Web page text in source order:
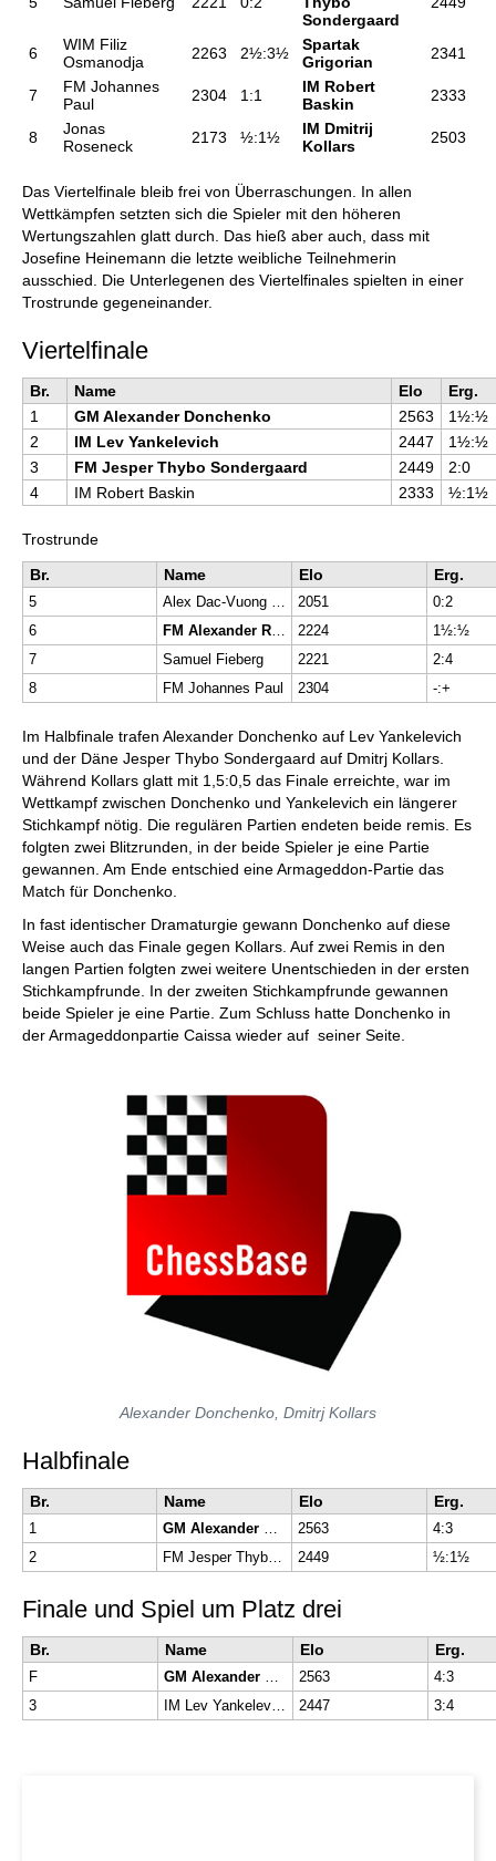
Sondergaard
6
WIM Filiz
Osmanodja
2263 2½:3½
Spartak
Grigorian
2341
7
FM Johannes
Paul
2304 1:1
IM Robert
Baskin
2333
8
Jonas
Roseneck
2173 ½:1½
IM Dmitrij
Kollars
2503
Das Viertelfinale bleib frei von Überraschungen. In allen
Wettkämpfen setzten sich die Spieler mit den höheren
Wertungszahlen glatt durch. Das hieß aber auch, dass mit
Josefine Heinemann die letzte weibliche Teilnehmerin
ausschied. Die Unterlegenen des Viertelfinales spielten in einer
Trostrunde gegeneinander.
Viertelfinale
Br. Name Elo
Erg.
1
GM Alexander Donchenko 2563
1½:½
2
IM Lev Yankelevich 2447
1½:½
3
FM Jesper Thybo Sondergaard 2449
2:0
4
IM Robert Baskin 2333 ½:1½
Trostrunde
Br.
Name Elo Erg.
5 Alex Dac-Vuong Nguyen 2051
0:2
6
FM Alexander Rieß 2224
1½:½
7
Samuel Fieberg 2221
2:4
8
FM Johannes Paul 2304 -:+
Im Halbfinale trafen Alexander Donchenko auf Lev Yankelevich
und der Däne Jesper Thybo Sondergaard auf Dmitrj Kollars.
Während Kollars glatt mit 1,5:0,5 das Finale erreichte, war im
Wettkampf zwischen Donchenko und Yankelevich ein längerer
Stichkampf nötig. Die regulären Partien endeten beide remis. Es
folgten zwei Blitzrunden, in der beide Spieler je eine Partie
gewannen. Am Ende entschied eine Armageddon-Partie das
Match für Donchenko.
In fast identischer Dramaturgie gewann Donchenko auf diese
Weise auch das Finale gegen Kollars. Auf zwei Remis in den
langen Partien folgten zwei weitere Unentschieden in der ersten
Stichkampfrunde. In der zweiten Stichkampfrunde gewannen
beide Spieler je eine Partie. Zum Schluss hatte Donchenko in
der Armageddonpartie Caissa wieder auf seiner Seite.
Alexander Donchenko, Dmitrj Kollars
Halbfinale
Br. Name Elo Erg.
1 GM Alexander Donchenko 2563
4:3
2
FM Jesper Thybo Sondergaard 2449 ½:1½
Finale und Spiel um Platz drei
Br. Name Elo Erg.
F GM Alexander Donchenko 2563
4:3
3
IM Lev Yankelevich 2447 3:4